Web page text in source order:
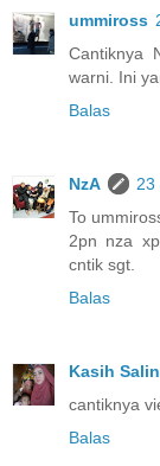
ummiross
Cantiknya
warni. Ini
Balas
NzA
23
To
2pn nza
cntik sgt.
Balas
Kasih
cantiknya
Balas